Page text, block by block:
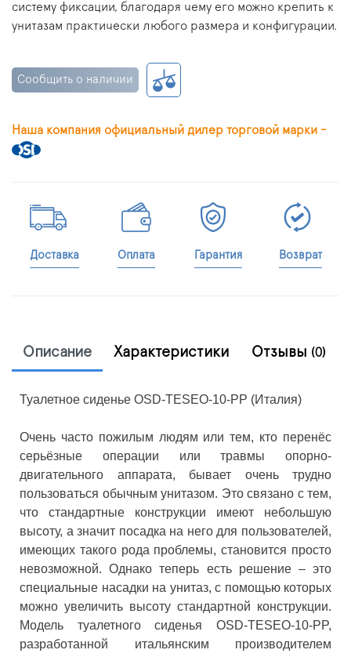
систему фиксации, благодаря чему его можно крепить к
унитазам практически любого размера и конфигурации.
Сообщить о наличии
Наша компания официальный дилер торговой марки -
Доставка Оплата Гарантия Возврат
Описание Характеристики Отзывы (0)
Туалетное сиденье OSD-TESEO-10-PP (Италия)
Очень часто пожилым людям или тем, кто перенёс
серьёзные операции или травмы опорно-
двигательного аппарата, бывает очень трудно
пользоваться обычным унитазом. Это связано с тем,
что стандартные конструкции имеют небольшую
высоту, а значит посадка на него для пользователей,
имеющих такого рода проблемы, становится просто
невозможной. Однако теперь есть решение – это
специальные насадки на унитаз, с помощью которых
можно увеличить высоту стандартной конструкции.
Модель туалетного сиденья OSD-TESEO-10-PP,
разработанной итальянским производителем